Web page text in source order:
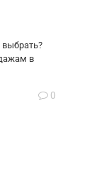
в
0